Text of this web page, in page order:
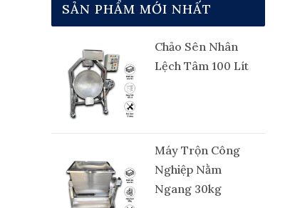
SẢN PHẨM MỚI NHẤT
Chảo Sên Nhân
Lệch Tâm 100 Lít
Máy Trộn Công
Nghiệp Nằm
Ngang 30kg